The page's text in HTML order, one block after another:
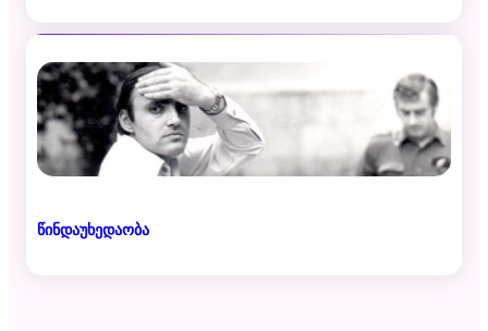
წინდაუხედაობა